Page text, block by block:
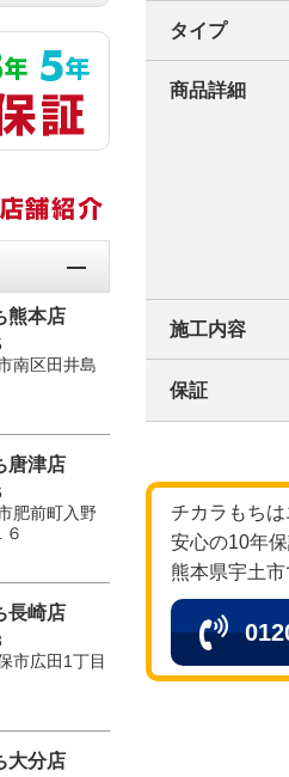
タイプ
商品詳細
施工内容
保証
チカラもち
安心の10年
熊本県宇土
熊本店
南区田井島
唐津店
肥前町入野
６
長崎店
市広田1丁目
大分店